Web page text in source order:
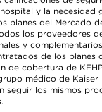
y la necesidad
planes del Mercado
los proveedores
y
de los planes
de cobertura de
médico de Kaiser
seguir los mismos